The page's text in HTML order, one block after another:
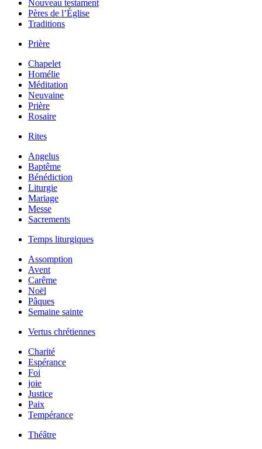
Nouveau testament
Pères de l’Église
Traditions
Prière
Chapelet
Homélie
Méditation
Neuvaine
Prière
Rosaire
Rites
Angelus
Baptême
Bénédiction
Liturgie
Mariage
Messe
Sacrements
Temps liturgiques
Assomption
Avent
Carême
Noël
Pâques
Semaine sainte
Vertus chrétiennes
Charité
Espérance
Foi
joie
Justice
Paix
Tempérance
Théâtre